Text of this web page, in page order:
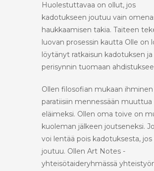
Huolestuttavaa on ollut, jos
kadotukseen joutuu vain
haukkaamisen takia. Taiteen
luovan prosessin kautta Olle on
löytänyt ratkaisun kadotuksen ja
perisynnin tuomaan
Ollen filosofian mukaan ihminen
paratiisiin mennessään muuttua
eläimeksi. Ollen oma toive on
kuoleman jälkeen joutseneksi.
voi lentää pois kadotuksesta, jos
joutuu. Ollen Art Notes -
yhteisötaideryhmässä